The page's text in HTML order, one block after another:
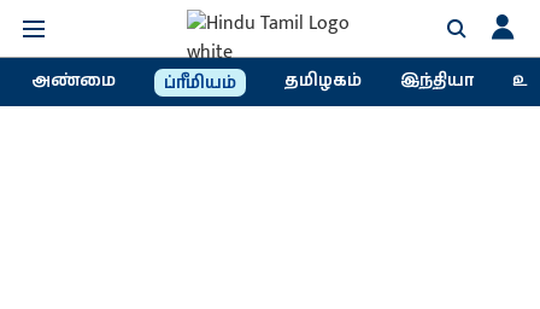
அண்மை ப்ரீமியம் தமிழகம் இந்தியா